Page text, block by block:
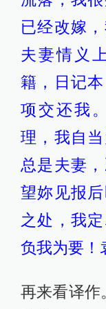
已经改嫁
夫妻情义
籍，日记
项交还我
理，我自
总是夫妻
望妳见报
之处，我
负我为要！
再来看译作